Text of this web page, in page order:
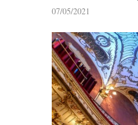
07/05/2021